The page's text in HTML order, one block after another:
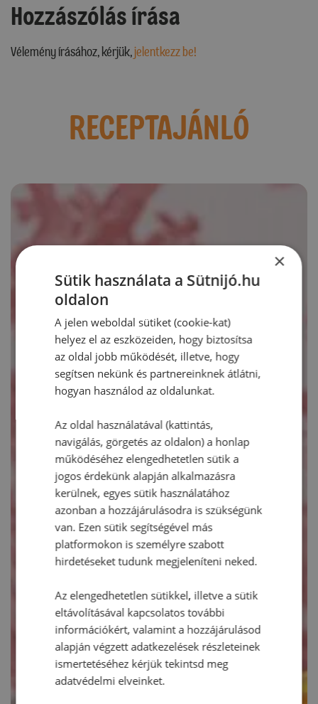
Hozzászólás írása
Vélemény írásához, kérjük,jelentkezz be!
RECEPTAJÁNLÓ
×
Sütik használata a Sütnijó.hu
oldalon
A jelen weboldal sütiket (cookie-kat)
helyez el az eszközeiden, hogy biztosítsa
az oldal jobb működését, illetve, hogy
segítsen nekünk és partnereinknek átlátni,
hogyan használod az oldalunkat.
Az oldal használatával (kattintás,
navigálás, görgetés az oldalon) a honlap
működéséhez elengedhetetlen sütik a
jogos érdekünk alapján alkalmazásra
kerülnek, egyes sütik használatához
azonban a hozzájárulásodra is szükségünk
van. Ezen sütik segítségével más
platformokon is személyre szabott
hirdetéseket tudunk megjeleníteni neked.
Az elengedhetetlen sütikkel, illetve a sütik
eltávolításával kapcsolatos további
információkért, valamint a hozzájárulásod
alapján végzett adatkezelések részleteinek
ismertetéséhez kérjük tekintsd meg
adatvédelmi elveinket.